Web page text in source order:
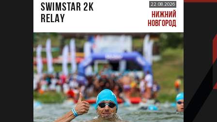
SWIMSTAR 2K
RELAY
22.08.2026
НИЖНИЙ
НОВГОРОД